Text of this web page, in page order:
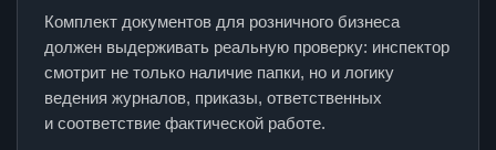
Комплект документов для розничного бизнеса
должен выдерживать реальную проверку: инспектор
смотрит не только наличие папки, но и логику
ведения журналов, приказы, ответственных
и соответствие фактической работе.